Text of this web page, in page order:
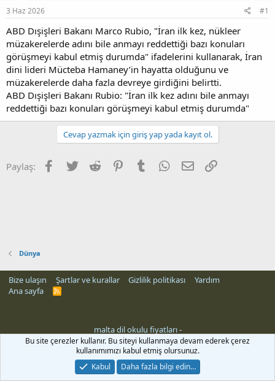
u
b
a
ş
l
a
t
a
n
g
ı
ç
a
r
i
h
i
3 Haz 2026 #1
ABD Dışişleri Bakanı Marco Rubio, "İran ilk kez, nükleer
müzakerelerde adını bile anmayı reddettiği bazı konuları
görüşmeyi kabul etmiş durumda" ifadelerini kullanarak, İran
dini lideri Mücteba Hamaney’in hayatta olduğunu ve
müzakerelerde daha fazla devreye girdiğini belirtti.
ABD Dışişleri Bakanı Rubio: "İran ilk kez adını bile anmayı
reddettiği bazı konuları görüşmeyi kabul etmiş durumda"
Cevap yazmak için giriş yap yada kayıt ol.
Paylaş: Facebook
Twitter Reddit PinterestTumblr WhatsApp
E-posta
Dünya
Bize ulaşın Şartlar ve kurallar Gizlilik politikası
Yardım
Ana sayfa
R
malta dil okulu fiyatları-
rehber siteleriBu site çerezler kullanır. Bu siteyi kullanmaya devam ederek çerez
kullanımımızı kabul etmiş olursunuz.
Kabul
Daha fazla bilgi edin…